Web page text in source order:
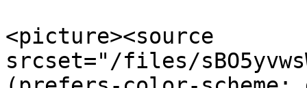
<picture><source
srcset="/files/